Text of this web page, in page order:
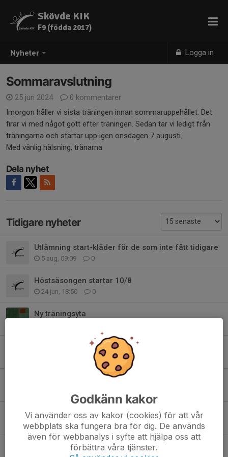
Nyheter Logga in
Skövde KIK
F9 (födda 2017)
Sommaravslutning
25 jun 2024
0 kommentarer
Imorgon håller vi sista träningen innan sommaruppehållet. Det
firar vi med något gott efter träningen. Sedan tar vi ledigt från
träningarna och startar upp igen onsdagen 7 augusti.
Med vänlig hälsning, tränarna
Dela nyhet
Tidigare nyheter
Utlämning start-kläder för de som inte fått tidigare
5 aug, 09:09 0
Höstsäsongen startar 10/8
24 jun, 18:50 0
Ny träningsyta
Bemanning Skadevi
0
Familjegrupp whatsup
3 maj, 17:33 0
Registrering FOGIS
Godkänn kakor
Vi använder oss av kakor (cookies) för att vår
webbplats ska fungera bra för dig. De används
även för webbanalys i syfte att hjälpa oss att
förbättra våra tjänster.